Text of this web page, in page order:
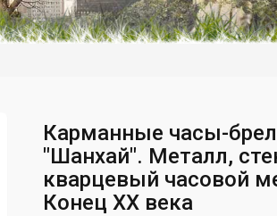
Карманные часы-
"Шанхай". Металл,
кварцевый часовой
Конец XX века